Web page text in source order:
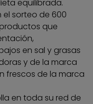
equilibrada.
sorteo de 600
que
en sal y grasas
y de la marca
frescos de la marca
en toda su red de